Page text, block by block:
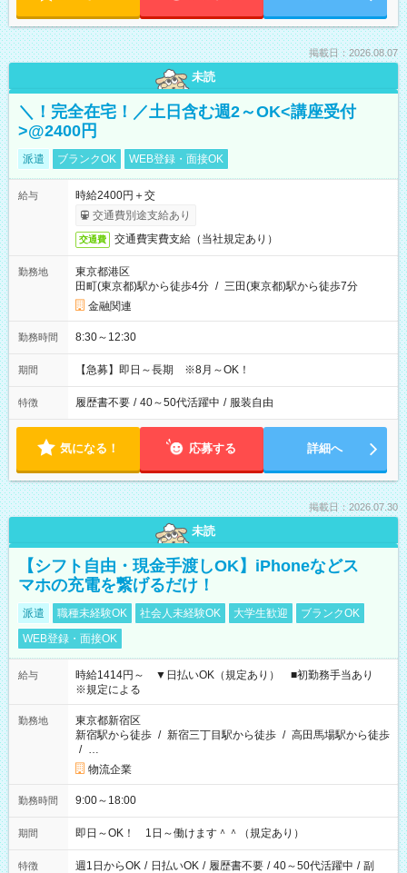
掲載日：2026.08.07
未読
＼！完全在宅！／土日含む週2～OK<講座受付
>@2400円
派遣 ブランクOK WEB登録・面接OK
給与
時給2400円＋交
交通費別途支給あり
交通費 交通費実費支給（当社規定あり）
勤務地
東京都港区
田町(東京都)駅から徒歩4分 / 三田(東京都)駅から徒歩7分
金融関連
勤務時間 8:30～12:30
期間 【急募】即日～長期 ※8月～OK！
特徴 履歴書不要 / 40～50代活躍中 / 服装自由
気になる！ 応募する 詳細へ
掲載日：2026.07.30
未読
【シフト自由・現金手渡しOK】iPhoneなどス
マホの充電を繋げるだけ！
派遣 職種未経験OK 社会人未経験OK 大学生歓迎
ブランクOK
WEB登録・面接OK
給与
時給1414円～ ▼日払いOK（規定あり） ■初勤務手当あり
※規定による
勤務地
東京都新宿区
新宿駅から徒歩 / 新宿三丁目駅から徒歩 / 高田馬場駅から徒歩
/ …
物流企業
勤務時間 9:00～18:00
期間 即日～OK！ 1日～働けます＾＾（規定あり）
特徴 週1日からOK / 日払いOK / 履歴書不要 / 40～50代活躍中 / 副